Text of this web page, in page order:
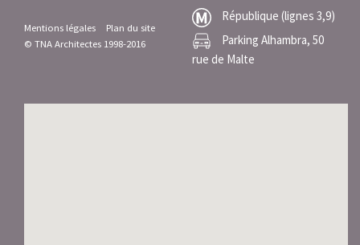
Mentions légales
Plan du site
© TNA Architectes 1998-2016
République (lignes 3,9)
Parking Alhambra, 50
rue de Malte